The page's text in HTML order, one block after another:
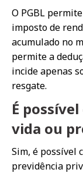
O PGBL
imposto de
acumulado no
permite a
incide apenas
resgate.
É
vida ou
Sim, é possível
previdência